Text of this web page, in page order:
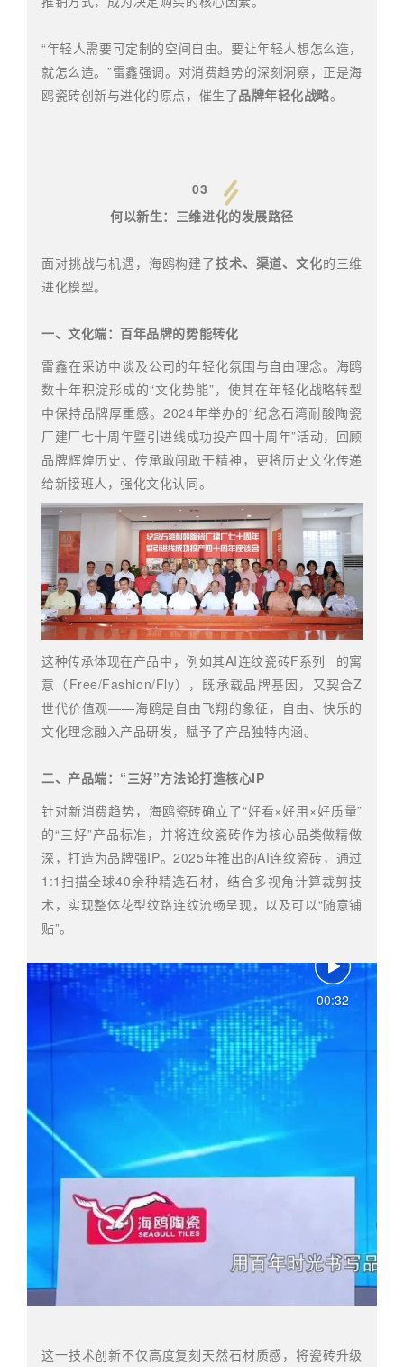
“年轻人需要可定制的空间自由。要让年轻人想怎么造，
就怎么造。”雷鑫强调。对消费趋势的深刻洞察，正是海
鸥瓷砖创新与进化的原点，催生了品牌年轻化战略。
03
何以新生：三维进化的发展路径
面对挑战与机遇，海鸥构建了技术、渠道、文化的三维
进化模型。
一、文化端：百年品牌的势能转化
雷鑫在采访中谈及公司的年轻化氛围与自由理念。海鸥
数十年积淀形成的“文化势能”，使其在年轻化战略转型
中保持品牌厚重感。2024年举办的“纪念石湾耐酸陶瓷
厂建厂七十周年暨引进线成功投产四十周年”活动，回顾
品牌辉煌历史、传承敢闯敢干精神，更将历史文化传递
给新接班人，强化文化认同。
这种传承体现在产品中，例如其AI连纹瓷砖F系列
的寓
意（Free/Fashion/Fly），既承载品牌基因，又契合Z
世代价值观——海鸥是自由飞翔的象征，自由、快乐的
文化理念融入产品研发，赋予了产品独特内涵。
二、产品端：“三好”方法论打造核心IP
针对新消费趋势，海鸥瓷砖确立了“好看×好用×好质量”
的“三好”产品标准，并将连纹瓷砖作为核心品类做精做
深，打造为品牌强IP。2025年推出的AI连纹瓷砖，通过
1:1扫描全球40余种精选石材，结合多视角计算裁剪技
术，实现整体花型纹路连纹流畅呈现，以及可以“随意铺
贴”。
00:32
这一技术创新不仅高度复刻天然石材质感，将瓷砖升级